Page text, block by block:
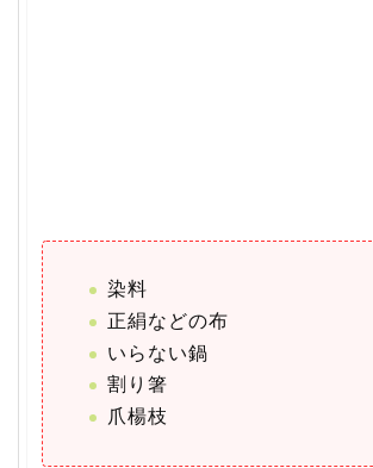
染料
正絹などの布
いらない鍋
割り箸
爪楊枝